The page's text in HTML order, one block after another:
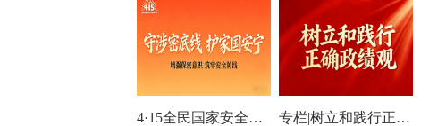
4·15全民国家安全教育日宣传专栏 专栏|树立和践行正确政绩观学习教育